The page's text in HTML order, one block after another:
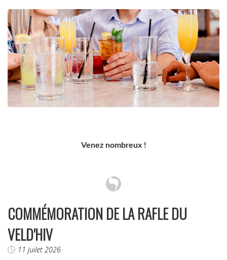
Venez nombreux !
COMMÉMORATION DE LA RAFLE DU
VELD'HIV
11 juilet 2026